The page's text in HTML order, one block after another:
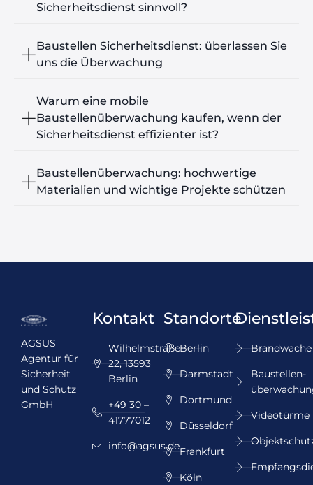
Sicherheitsdienst sinnvoll?
Baustellen Sicherheitsdienst: überlassen Sie
uns die Überwachung
Warum eine mobile
Baustellenüberwachung kaufen, wenn der
Sicherheitsdienst effizienter ist?
Baustellenüberwachung: hochwertige
Materialien und wichtige Projekte schützen
AGSUS
Agentur für
Sicherheit
und Schutz
GmbH
Kontakt
Wilhelmstraße
22, 13593
Berlin
+49 30 –
41777012
info@agsus.de
Standorte
Berlin
Darmstadt
Dortmund
Düsseldorf
Frankfurt
Köln
Brandwache
Baustellen­
Videotürme